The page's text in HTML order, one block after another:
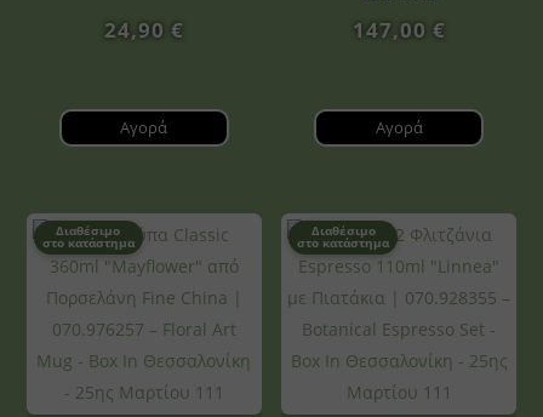
24,90 €
Αγορά
147,00 €
Αγορά
Διαθέσιμο
στο κατάστημα
Διαθέσιμο
στο κατάστημα